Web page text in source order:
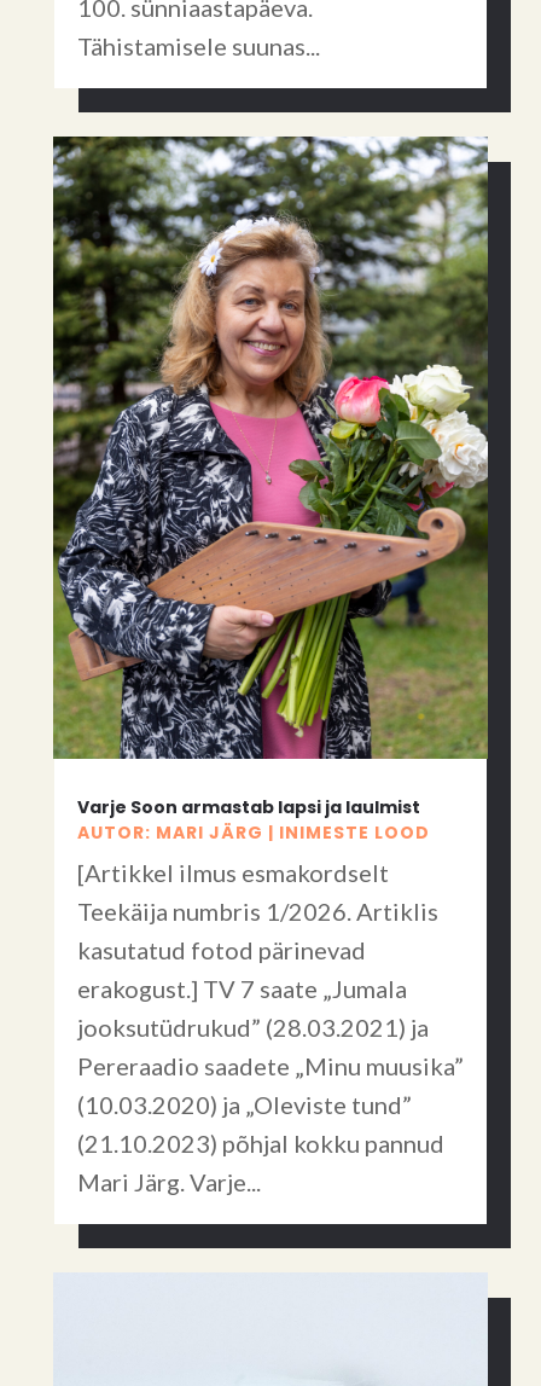
100. sünniaastapäeva.
Tähistamisele suunas...
Varje Soon armastab lapsi ja laulmist
AUTOR: MARI JÄRG | INIMESTE LOOD
[Artikkel ilmus esmakordselt
Teekäija numbris 1/2026. Artiklis
kasutatud fotod pärinevad
erakogust.] TV 7 saate „Jumala
jooksutüdrukud” (28.03.2021) ja
Pereraadio saadete „Minu muusika”
(10.03.2020) ja „Oleviste tund”
(21.10.2023) põhjal kokku pannud
Mari Järg. Varje...